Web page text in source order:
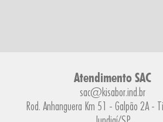
Atendimento SAC
sac@kisabor.ind.br
Rod. Anhanguera Km 51 - Galpão 2A -